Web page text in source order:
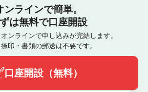
ンラインで簡単。
は無料で口座開設
ンラインで申し込みが完結します。
印・書類の郵送は不要です。
口座開設（無料）